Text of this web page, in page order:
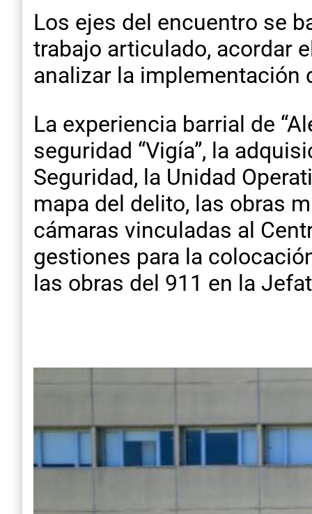
Los ejes del encuentro se
trabajo articulado, acordar
analizar la implementación
La experiencia barrial de
seguridad “Vigía”, la
Seguridad, la Unidad
mapa del delito, las obras
cámaras vinculadas al
gestiones para la
las obras del 911 en la